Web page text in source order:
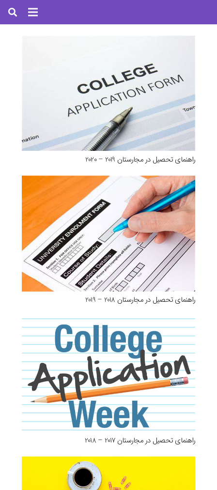
راهنمای تحصیل در مجارستان 2019 – 2020
راهنمای تحصیل در مجارستان 2018 – 2019
راهنمای تحصیل در مجارستان 2017 – 2018